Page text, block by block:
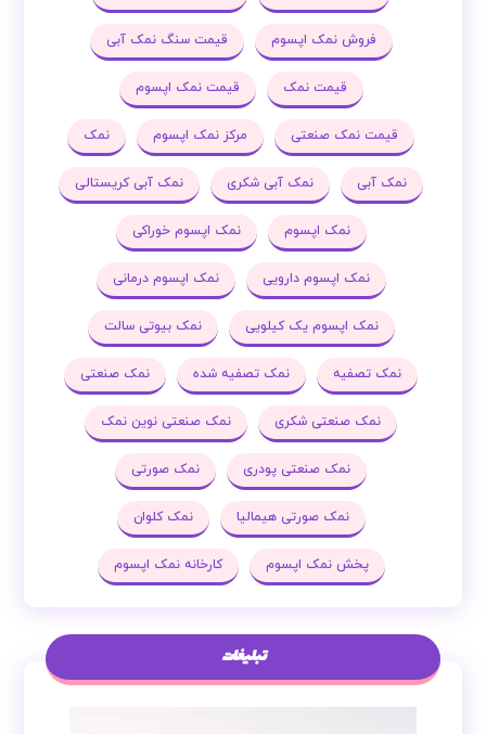
فروش نمک اپسوم قیمت سنگ نمک آبی
قیمت نمک قیمت نمک اپسوم
قیمت نمک صنعتی مرکز نمک اپسوم نمک
نمک آبی نمک آبی شکری نمک آبی کریستالی
نمک اپسوم نمک اپسوم خوراکی
نمک اپسوم دارویی نمک اپسوم درمانی
نمک اپسوم یک کیلویی نمک بیوتی سالت
نمک تصفیه نمک تصفیه شده نمک صنعتی
نمک صنعتی شکری نمک صنعتی نوین نمک
نمک صنعتی پودری نمک صورتی
نمک صورتی هیمالیا نمک کلوان
پخش نمک اپسوم کارخانه نمک اپسوم
تبلیغات